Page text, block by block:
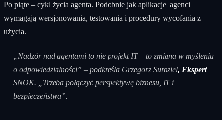
Po piąte – cykl życia agenta. Podobnie jak aplikacje, agenci
wymagają wersjonowania, testowania i procedury wycofania z
użycia.
„Nadzór nad agentami to nie projekt IT – to zmiana w myśleniu
o odpowiedzialności” – podkreśla Grzegorz Surdziel, Ekspert
SNOK. „Trzeba połączyć perspektywę biznesu, IT i
bezpieczeństwa”.